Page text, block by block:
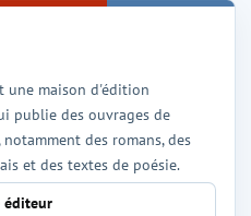
une maison d'édition
publie des ouvrages de
notamment des romans, des
et des textes de poésie.
éditeur